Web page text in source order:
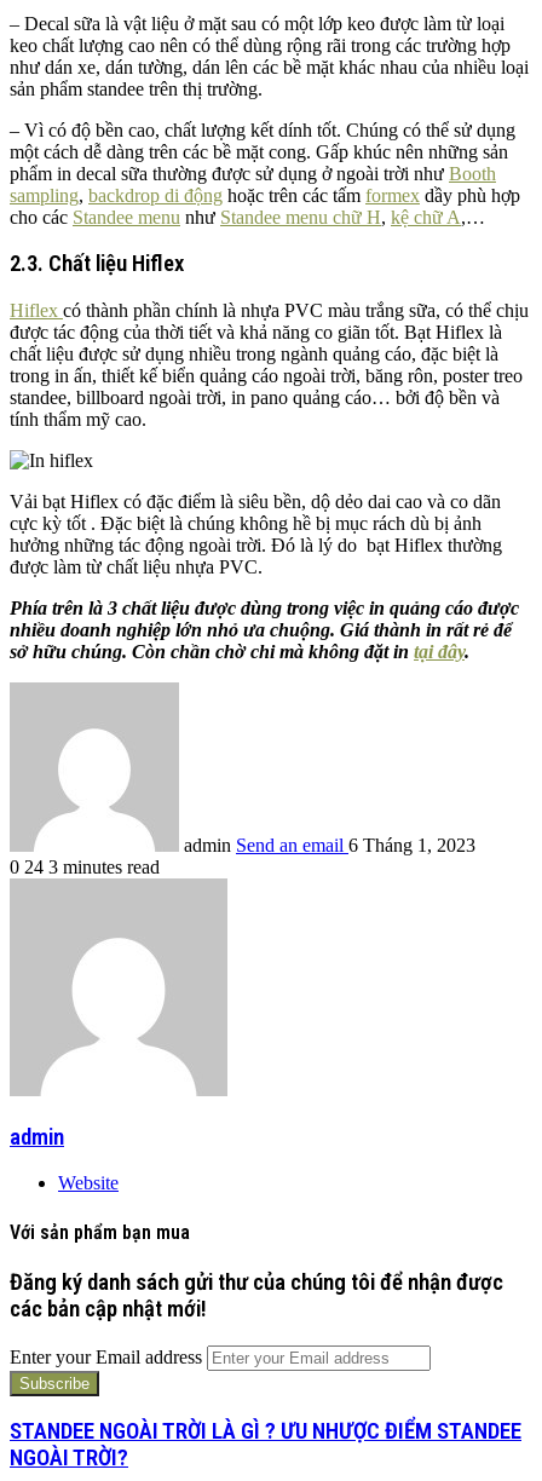
– Decal sữa là vật liệu ở mặt sau có một lớp keo được làm từ loại
keo chất lượng cao nên có thể dùng rộng rãi trong các trường hợp
như dán xe, dán tường, dán lên các bề mặt khác nhau của nhiều loại
sản phẩm standee trên thị trường.
– Vì có độ bền cao, chất lượng kết dính tốt. Chúng có thể sử dụng
một cách dễ dàng trên các bề mặt cong. Gấp khúc nên những sản
phẩm in decal sữa thường được sử dụng ở ngoài trời như Booth
sampling, backdrop di động hoặc trên các tấm formex dầy phù hợp
cho các Standee menu như Standee menu chữ H, kệ chữ A,…
2.3. Chất liệu Hiflex
Hiflex có thành phần chính là nhựa PVC màu trắng sữa, có thể chịu
được tác động của thời tiết và khả năng co giãn tốt. Bạt Hiflex là
chất liệu được sử dụng nhiều trong ngành quảng cáo, đặc biệt là
trong in ấn, thiết kế biển quảng cáo ngoài trời, băng rôn, poster treo
standee, billboard ngoài trời, in pano quảng cáo… bởi độ bền và
tính thẩm mỹ cao.
Vải bạt Hiflex có đặc điểm là siêu bền, dộ dẻo dai cao và co dãn
cực kỳ tốt . Đặc biệt là chúng không hề bị mục rách dù bị ảnh
hưởng những tác động ngoài trời. Đó là lý do bạt Hiflex thường
được làm từ chất liệu nhựa PVC.
Phía trên là 3 chất liệu được dùng trong việc in quảng cáo được
nhiều doanh nghiệp lớn nhỏ ưa chuộng. Giá thành in rất rẻ để
sở hữu chúng. Còn chần chờ chi mà không đặt in tại đây.
admin Send an email 6 Tháng 1, 2023
0 24 3 minutes read
admin
Website
Với sản phẩm bạn mua
Đăng ký danh sách gửi thư của chúng tôi để nhận được
các bản cập nhật mới!
Enter your Email address
STANDEE NGOÀI TRỜI LÀ GÌ ? ƯU NHƯỢC ĐIỂM STANDEE
NGOÀI TRỜI?